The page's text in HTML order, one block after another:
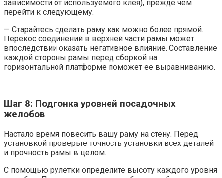
зависимости от используемого клея), прежде чем
перейти к следующему.
— Старайтесь сделать раму как можно более прямой.
Перекос соединений в верхней части рамы может
впоследствии оказать негативное влияние. Составление
каждой стороны рамы перед сборкой на
горизонтальной платформе поможет ее выравниванию.
Шаг 8: Подгонка уровней посадочных
желобов
Настало время повесить вашу раму на стену. Перед
установкой проверьте точность установки всех деталей
и прочность рамы в целом.
С помощью рулетки определите высоту каждого уровня